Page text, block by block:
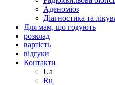
Аденоміоз
Діагностика та
Для мам, що годують
розклад
вартість
відгуки
Контакти
Ua
Ru